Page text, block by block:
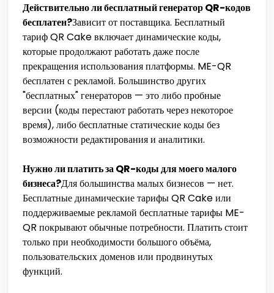
Действительно ли бесплатный генератор QR-кодов
бесплатен?Зависит от поставщика. Бесплатный
тариф QR Cake включает динамические коды,
которые продолжают работать даже после
прекращения использования платформы. ME-QR
бесплатен с рекламой. Большинство других
"бесплатных" генераторов — это либо пробные
версии (коды перестают работать через некоторое
время), либо бесплатные статические коды без
возможности редактирования и аналитики.
Нужно ли платить за QR-коды для моего малого
бизнеса?Для большинства малых бизнесов — нет.
Бесплатные динамические тарифы QR Cake или
поддерживаемые рекламой бесплатные тарифы ME-
QR покрывают обычные потребности. Платить стоит
только при необходимости большого объёма,
пользовательских доменов или продвинутых
функций.